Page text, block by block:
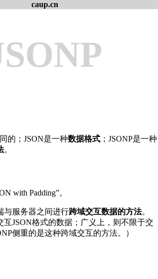
caup.cn
的；JSON是一种数据格式 ；JSONP是一种
。
with Padding”。
与服务器之间进行跨域交互数据的方法。
互JSON格式的数据；广义上，则不限于交
侧重的是这种跨域交互的方法。）